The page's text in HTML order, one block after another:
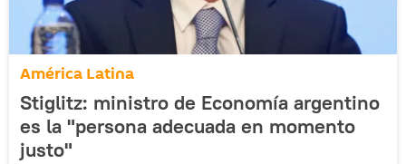
América Latina
Stiglitz: ministro de Economía argentino
es la "persona adecuada en momento
justo"